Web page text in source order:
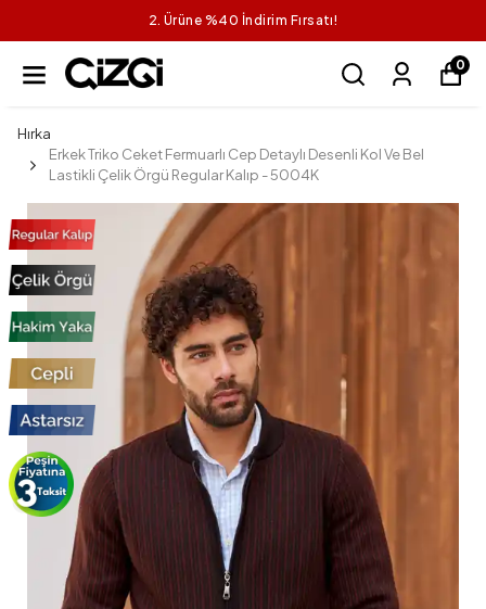
2. Ürüne %40 İndirim Fırsatı!
0
Hırka
Erkek Triko Ceket Fermuarlı Cep Detaylı Desenli Kol Ve Bel
Lastikli Çelik Örgü Regular Kalıp - 5004K